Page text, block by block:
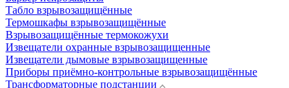
Табло взрывозащищённые
Термошкафы взрывозащищённые
Взрывозащищённые термокожухи
Извещатели охранные взрывозащищенные
Извещатели дымовые взрывозащищенные
Приборы приёмно-контрольные взрывозащищённые
Трансформаторные подстанции